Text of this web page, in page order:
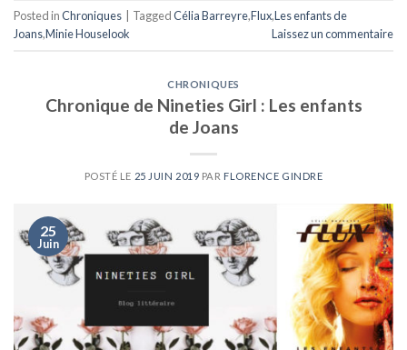
Posted inChroniques TaggedCélia Barreyre,Flux,Les enfants de
Joans,Minie Houselook Laissez un commentaire
CHRONIQUES
Chronique de Nineties Girl : Les enfants
de Joans
POSTÉ LE 25 JUIN 2019 PAR FLORENCE GINDRE
25
Juin